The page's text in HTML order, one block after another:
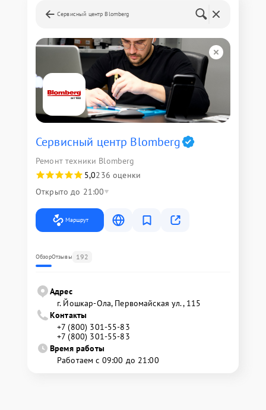
Сервисный центр Blomberg
Сервисный центр Blomberg
Ремонт техники Blomberg
5,0236 оценки
Открыто до 21:00
Маршрут
ОбзорОтзывы 192
Адрес
г. Йошкар-Ола, Первомайская ул., 115
Контакты
+7 (800) 301-55-83
+7 (800) 301-55-83
Время работы
Работаем с 09:00 до 21:00